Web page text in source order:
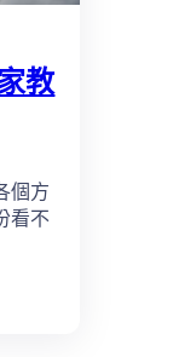
教
個方
看不